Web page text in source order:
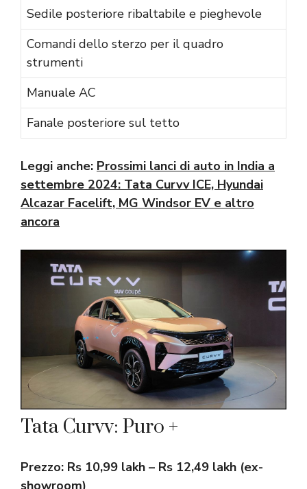
Sedile posteriore ribaltabile e pieghevole
Comandi dello sterzo per il quadro
strumenti
Manuale AC
Fanale posteriore sul tetto
Leggi anche: Prossimi lanci di auto in India a
settembre 2024: Tata Curvv ICE, Hyundai
Alcazar Facelift, MG Windsor EV e altro
ancora
Tata Curvv: Puro +
Prezzo: Rs 10,99 lakh – Rs 12,49 lakh (ex-
showroom)